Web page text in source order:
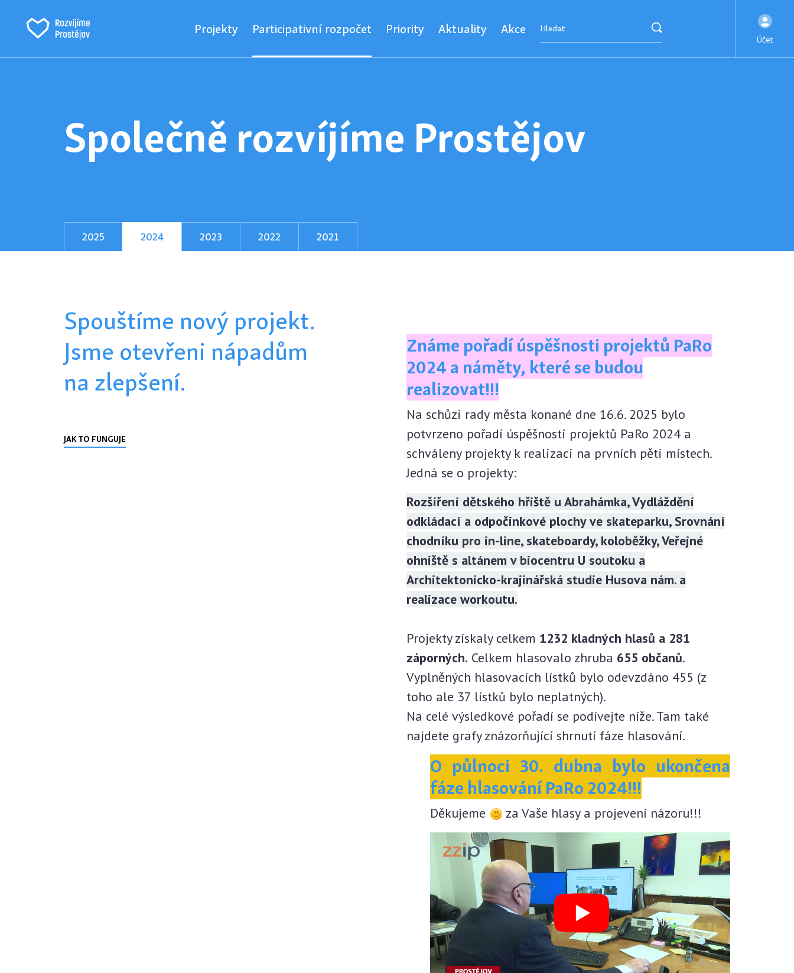
Projekty Participativní rozpočet Priority Aktuality Akce
Účet
Společně rozvíjíme Prostějov
2025 2024 2023 2022 2021
Spouštíme nový projekt.
Jsme otevřeni nápadům
na zlepšení.
JAK TO FUNGUJE
Známe pořadí úspěšnosti projektů PaRo
2024 a náměty, které se budou
realizovat!!!
Na schůzi rady města konané dne 16.6. 2025 bylo
potvrzeno pořadí úspěšnosti projektů PaRo 2024 a
schváleny projekty k realizaci na prvních pěti místech.
Jedná se o projekty:
Rozšíření dětského hřiště u Abrahámka, Vydláždění
odkládací a odpočinkové plochy ve skateparku, Srovnání
chodníku pro in-line, skateboardy, koloběžky, Veřejné
ohniště s altánem v biocentru U soutoku a
Architektonicko-krajinářská studie Husova nám. a
realizace workoutu.
Projekty získaly celkem 1232 kladných hlasů a 281
záporných. Celkem hlasovalo zhruba 655 občanů.
Vyplněných hlasovacích lístků bylo odevzdáno 455 (z
toho ale 37 lístků bylo neplatných).
Na celé výsledkové pořadí se podívejte níže. Tam také
najdete grafy znázorňující shrnutí fáze hlasování.
O půlnoci 30. dubna bylo ukončena
fáze hlasováníPaRo 2024!!!
Děkujeme za Vaše hlasy a projevení názoru!!!